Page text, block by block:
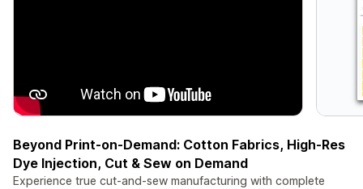
Beyond Print-on-Demand: Cotton Fabrics, High-Res
Dye Injection, Cut & Sew on Demand
Experience true cut-and-sew manufacturing with complete